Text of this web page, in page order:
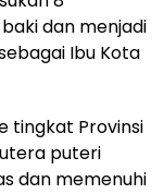
dan menjadi
Ibu Kota
tingkat Provinsi
puteri
dan memenuhi